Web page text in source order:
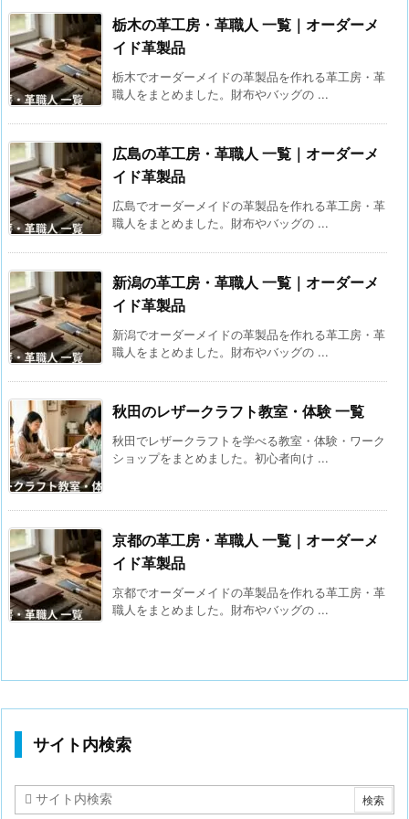
栃木の革工房・革職人 一覧｜オーダーメ
イド革製品
栃木でオーダーメイドの革製品を作れる革工房・革
職人をまとめました。財布やバッグの ...
広島の革工房・革職人 一覧｜オーダーメ
イド革製品
広島でオーダーメイドの革製品を作れる革工房・革
職人をまとめました。財布やバッグの ...
新潟の革工房・革職人 一覧｜オーダーメ
イド革製品
新潟でオーダーメイドの革製品を作れる革工房・革
職人をまとめました。財布やバッグの ...
秋田のレザークラフト教室・体験 一覧
秋田でレザークラフトを学べる教室・体験・ワーク
ショップをまとめました。初心者向け ...
京都の革工房・革職人 一覧｜オーダーメ
イド革製品
京都でオーダーメイドの革製品を作れる革工房・革
職人をまとめました。財布やバッグの ...
サイト内検索